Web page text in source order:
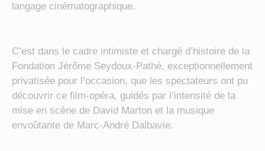
langage cinématographique.
C’est dans le cadre intimiste et chargé d’histoire de la
Fondation Jérôme Seydoux-Pathé, exceptionnellement
privatisée pour l’occasion, que les spectateurs ont pu
découvrir ce film-opéra, guidés par l’intensité de la
mise en scène de David Marton et la musique
envoûtante de Marc-André Dalbavie.